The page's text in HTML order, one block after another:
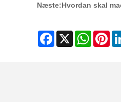
Næste:Hvordan skal
Facebook WhatsApp